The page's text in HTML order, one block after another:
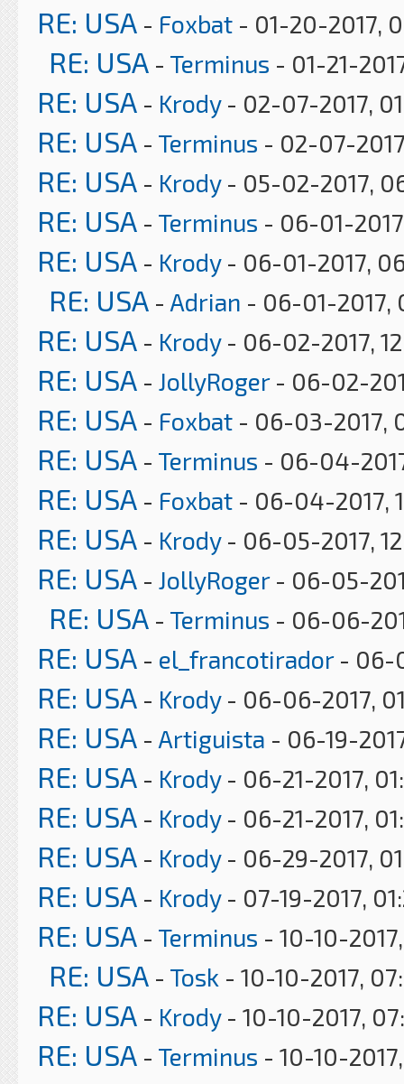
RE: USA - Foxbat - 01-20-2017,
RE: USA - Terminus - 01-21-
RE: USA - Krody- 02-07-2017,
RE: USA - Terminus - 02-07-
RE: USA - Krody- 05-02-2017,
RE: USA - Terminus - 06-01-
RE: USA - Krody- 06-01-2017,
RE: USA - Adrian - 06-01-2017,
RE: USA - Krody- 06-02-2017,
RE: USA - JollyRoger- 06-02-
RE: USA - Foxbat - 06-03-2017,
RE: USA - Terminus - 06-04-
RE: USA - Foxbat - 06-04-2017,
RE: USA - Krody- 06-05-2017,
RE: USA - JollyRoger- 06-05-
RE: USA - Terminus - 06-06-
RE: USA - el_francotirador- 06-
RE: USA - Krody- 06-06-2017,
RE: USA - Artiguista - 06-19-
RE: USA - Krody- 06-21-2017,
RE: USA - Krody- 06-21-2017,
RE: USA - Krody- 06-29-2017,
RE: USA - Krody- 07-19-2017,
RE: USA - Terminus - 10-10-
RE: USA - Tosk - 10-10-2017,
RE: USA - Krody- 10-10-2017,
RE: USA - Terminus - 10-10-